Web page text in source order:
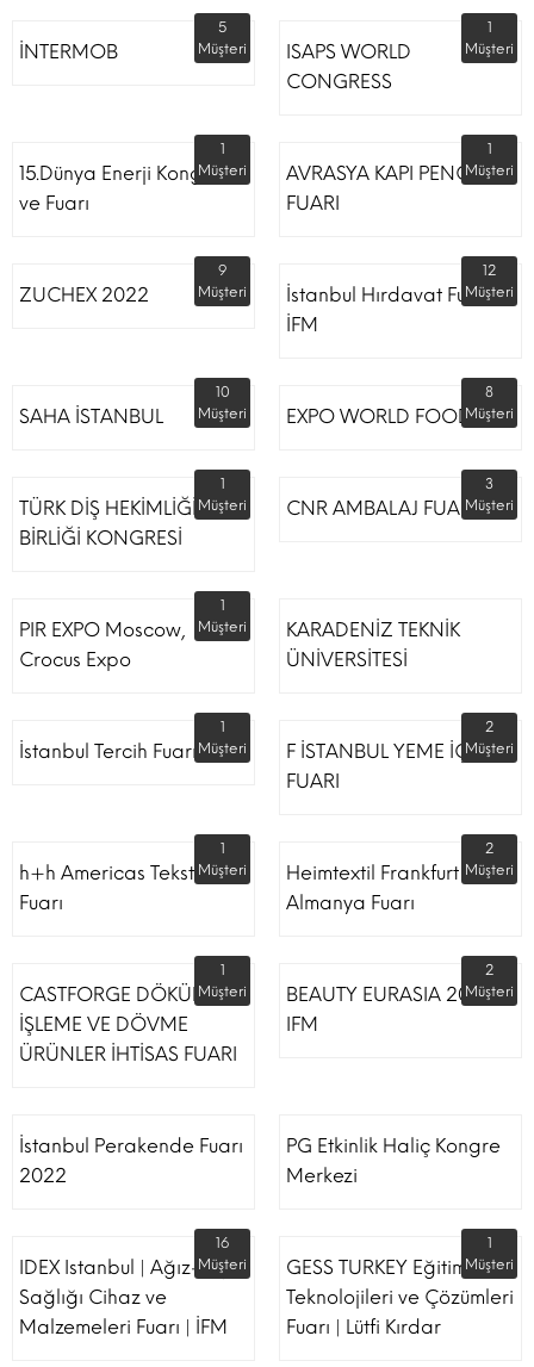
İNTERMOB
5
Müşteri
ISAPS WORLD
CONGRESS
1
Müşteri
15.Dünya Enerji Kongresi
ve Fuarı
1
Müşteri
AVRASYA KAPI PENCERE
FUARI
1
Müşteri
ZUCHEX 2022
9
Müşteri
İstanbul Hırdavat Fuarı
İFM
12
Müşteri
SAHA İSTANBUL
10
Müşteri
EXPO WORLD FOOD
8
Müşteri
TÜRK DİŞ HEKİMLİĞİ
BİRLİĞİ KONGRESİ
1
Müşteri
CNR AMBALAJ FUARI
3
Müşteri
PIR EXPO Moscow,
Crocus Expo
1
Müşteri
KARADENİZ TEKNİK
ÜNİVERSİTESİ
İstanbul Tercih Fuarı
1
Müşteri
F İSTANBUL YEME İÇME
FUARI
2
Müşteri
h+h Americas Tekstil
Fuarı
1
Müşteri
Heimtextil Frankfurt
Almanya Fuarı
2
Müşteri
CASTFORGE DÖKÜM,
İŞLEME VE DÖVME
ÜRÜNLER İHTİSAS FUARI
1
Müşteri
BEAUTY EURASIA 2022
IFM
2
Müşteri
İstanbul Perakende Fuarı
2022
PG Etkinlik Haliç Kongre
Merkezi
IDEX Istanbul | Ağız-Diş
Sağlığı Cihaz ve
Malzemeleri Fuarı | İFM
16
Müşteri
GESS TURKEY Eğitim
Teknolojileri ve Çözümleri
Fuarı | Lütfi Kırdar
1
Müşteri